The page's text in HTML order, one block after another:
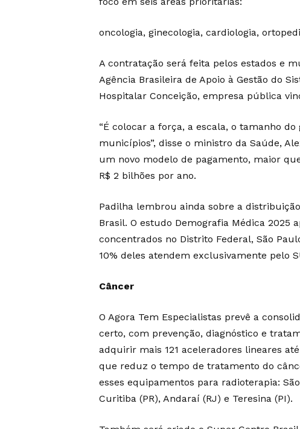
oncologia, ginecologia, cardiologia,
A contratação será feita pelos estados e
Agência Brasileira de Apoio à Gestão do
Hospitalar Conceição, empresa pública
“É colocar a força, a escala, o tamanho
municípios”, disse o ministro da Saúde,
um novo modelo de pagamento, maior
R$ 2 bilhões por ano.
Padilha lembrou ainda sobre a
Brasil. O estudo Demografia Médica 2025
concentrados no Distrito Federal, São
10% deles atendem exclusivamente pelo
Câncer
O Agora Tem Especialistas prevê a
certo, com prevenção, diagnóstico e
adquirir mais 121 aceleradores lineares
que reduz o tempo de tratamento do
esses equipamentos para radioterapia:
Curitiba (PR), Andaraí (RJ) e Teresina (PI).